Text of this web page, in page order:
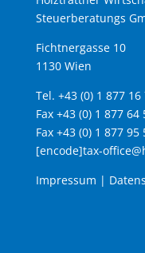
Steuerberatungs
Fichtnergasse 10
1130 Wien
Tel. +43 (0) 1 877 16
Fax +43 (0) 1 877
Fax +43 (0) 1 877 95
[encode]tax-
Impressum |